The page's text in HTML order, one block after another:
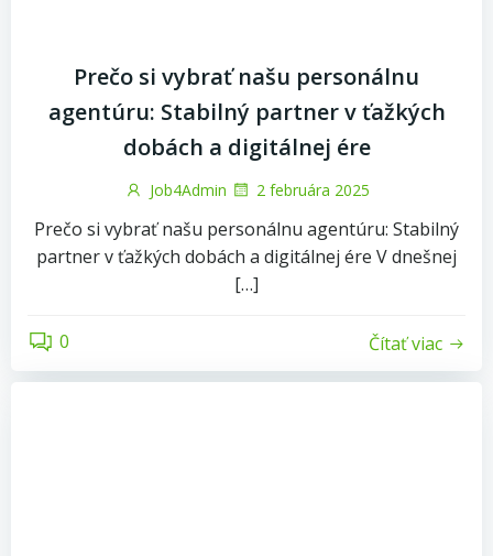
Prečo si vybrať našu personálnu
agentúru: Stabilný partner v ťažkých
dobách a digitálnej ére
Job4Admin 2 februára 2025
Prečo si vybrať našu personálnu agentúru: Stabilný
partner v ťažkých dobách a digitálnej ére V dnešnej
[…]
0 Čítať viac